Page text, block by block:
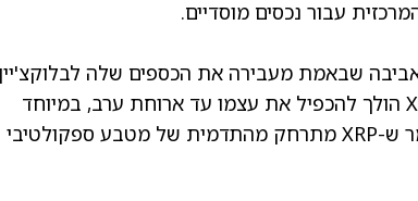
עבור נכסים מוסדיים.
אביבה שבאמת מעבירה את הכספים שלה
היא הוכחת היתכנות משמעותית. זה לא אומר שמחיר XRP הולך להכפיל את עצמו עד ארוחת ערב, במיוחד
כשהשוק הרחב נראה כל כך תנודתי ובררן, אבל זה כן אומר ש-XRP מתרחק מהתדמית של מטבע ספקולטיבי